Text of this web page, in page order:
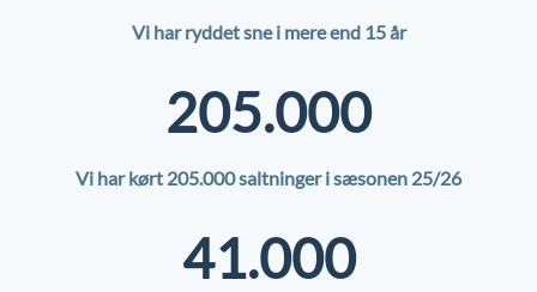
Vi har ryddet sne i mere end 15 år
205.000
Vi har kørt 205.000saltninger i sæsonen 25/26
41.000